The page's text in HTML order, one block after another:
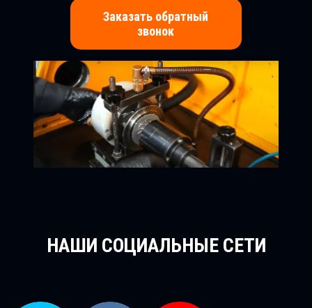
Заказать обратный
звонок
НАШИ СОЦИАЛЬНЫЕ СЕТИ